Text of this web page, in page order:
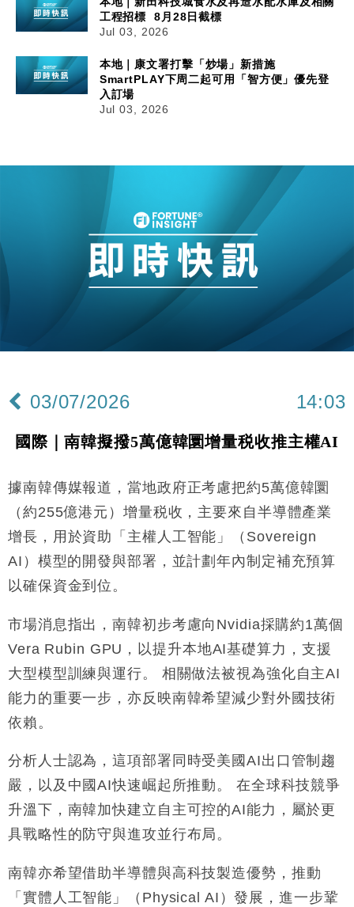
工程招標 8月28日截標
Jul 03, 2026
本地｜康文署打擊「炒場」新措施
SmartPLAY下周二起可用「智方便」優先登
入訂場
Jul 03, 2026
03/07/2026 14:03
國際｜南韓擬撥5萬億韓圜增量税收推主權AI
據南韓傳媒報道，當地政府正考慮把約5萬億韓圜
（約255億港元）增量税收，主要來自半導體產業
增長，用於資助「主權人工智能」（Sovereign
AI）模型的開發與部署，並計劃年內制定補充預算
以確保資金到位。
市場消息指出，南韓初步考慮向Nvidia採購約1萬個
Vera Rubin GPU，以提升本地AI基礎算力，支援
大型模型訓練與運行。 相關做法被視為強化自主AI
能力的重要一步，亦反映南韓希望減少對外國技術
依賴。
分析人士認為，這項部署同時受美國AI出口管制趨
嚴，以及中國AI快速崛起所推動。 在全球科技競爭
升溫下，南韓加快建立自主可控的AI能力，屬於更
具戰略性的防守與進攻並行布局。
南韓亦希望借助半導體與高科技製造優勢，推動
「實體人工智能」（Physical AI）發展，進一步鞏